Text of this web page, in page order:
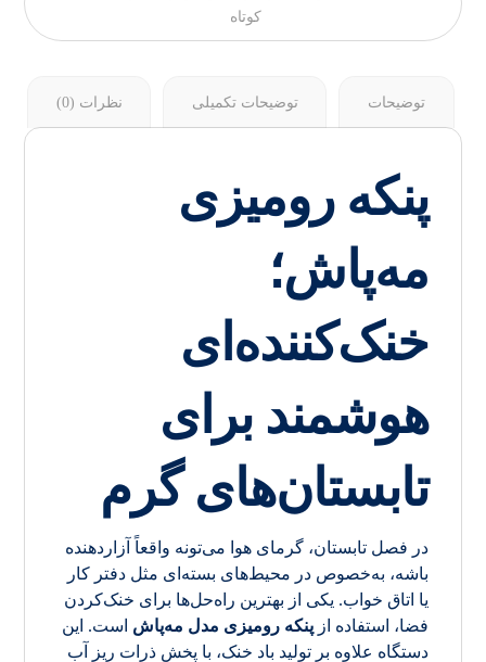
کوتاه
توضیحات توضیحات تکمیلی نظرات (0)
پنکه رومیزی
مه‌پاش؛
خنک‌کننده‌ای
هوشمند برای
تابستان‌های گرم
در فصل تابستان، گرمای هوا می‌تونه واقعاً آزاردهنده
باشه، به‌خصوص در محیط‌های بسته‌ای مثل دفتر کار
یا اتاق خواب. یکی از بهترین راه‌حل‌ها برای خنک‌کردن
فضا، استفاده ازپنکه رومیزی مدل مه‌پاش است. این
دستگاه علاوه بر تولید باد خنک، با پخش ذرات ریز آب